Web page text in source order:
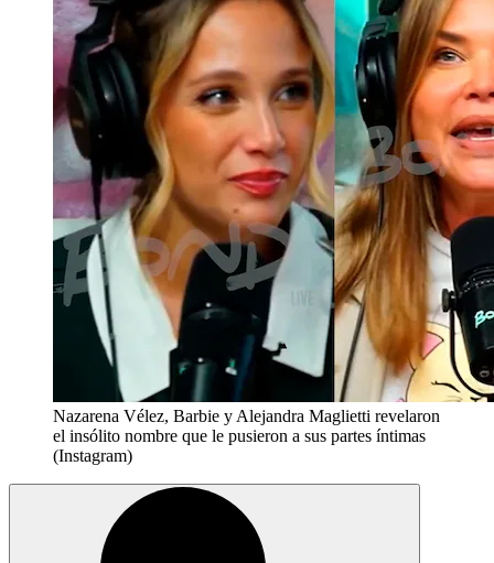
Nazarena Vélez, Barbie y Alejandra Maglietti revelaron
el insólito nombre que le pusieron a sus partes íntimas
(Instagram)